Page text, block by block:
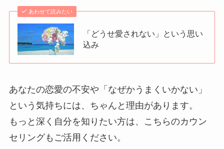
あわせて読みたい
「どうせ愛されない」という思い
込み
あなたの恋愛の不安や「なぜかうまくいかない」
という気持ちには、ちゃんと理由があります。
もっと深く自分を知りたい方は、こちらのカウン
セリングもご活用ください。